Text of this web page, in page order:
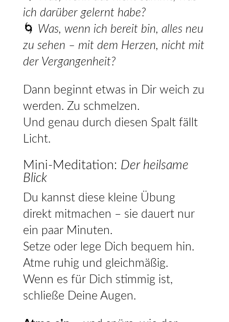
ich darüber gelernt habe?
🌀 Was, wenn ich bereit bin, alles neu
zu sehen – mit dem Herzen, nicht mit
der Vergangenheit?
Dann beginnt etwas in Dir weich zu
werden. Zu schmelzen.
Und genau durch diesen Spalt fällt
Licht.
Mini-Meditation: Der heilsame
Blick
Du kannst diese kleine Übung
direkt mitmachen – sie dauert nur
ein paar Minuten.
Setze oder lege Dich bequem hin.
Atme ruhig und gleichmäßig.
Wenn es für Dich stimmig ist,
schließe Deine Augen.